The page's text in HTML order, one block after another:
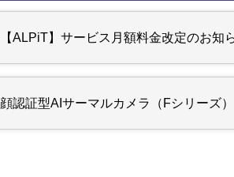
【ALPiT】サービス月額料金改定のお知
顔認証型AIサーマルカメラ（Fシリーズ